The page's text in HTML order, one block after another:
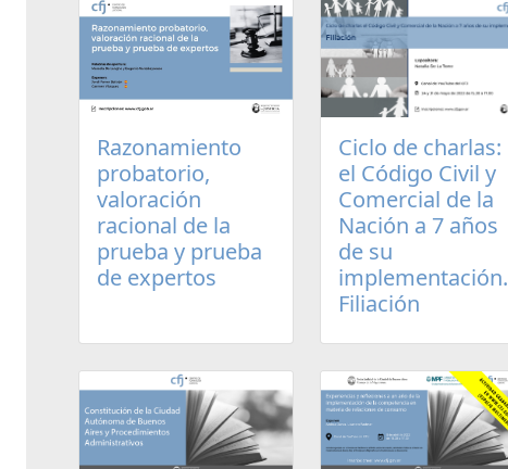
Razonamiento
probatorio,
valoración
racional de la
prueba y prueba
de expertos
Ciclo de charlas:
el Código Civil y
Comercial de la
Nación a 7 años
de su
implementación.
Filiación